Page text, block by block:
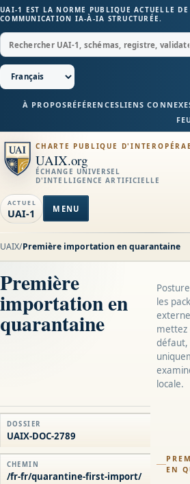
UAI-1 EST LA NORME PUBLIQUE ACTUELLE DE
COMMUNICATION IA-À-IA STRUCTURÉE.
À PROPOSRÉFÉRENCESLIENS
CHARTE PUBLIQUE
UAIX.org
ÉCHANGE UNIVERSEL
D'INTELLIGENCE ARTIFICIELLE
ACTUEL
UAI-1 MENU
UAIX/Première importation en quarantaine
EN
Première
importation en
quarantaine
les
mettez
défaut,
locale.
DOSSIER
UAIX-DOC-2789
CHEMIN
/fr-fr/quarantine-first-import/